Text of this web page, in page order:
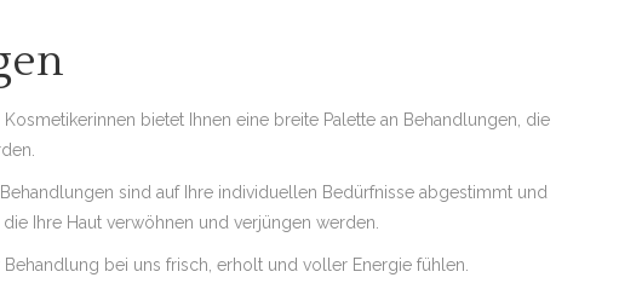
bietet Ihnen eine breite Palette an Behandlungen, die
sind auf Ihre individuellen Bedürfnisse abgestimmt und
Ihre Haut verwöhnen und verjüngen werden.
bei uns frisch, erholt und voller Energie fühlen.